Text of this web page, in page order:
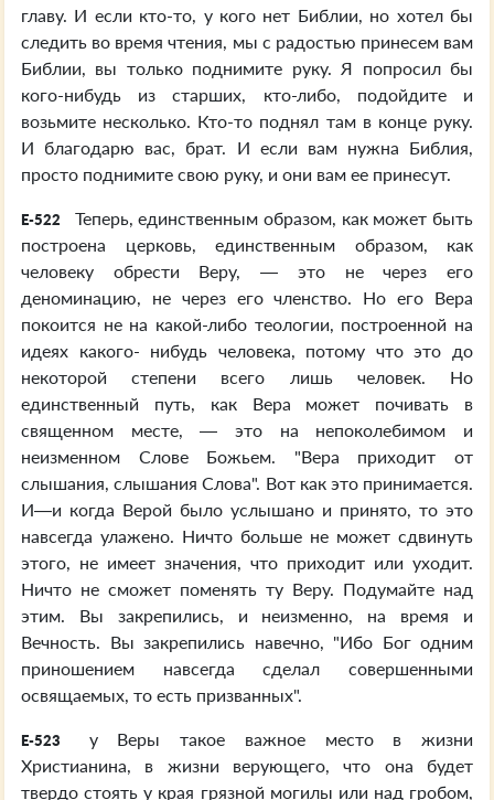
главу. И если кто-то, у кого нет Библии, но хотел бы
следить во время чтения, мы с радостью принесем вам
Библии, вы только поднимите руку. Я попросил бы
кого-нибудь из старших, кто-либо, подойдите и
возьмите несколько. Кто-то поднял там в конце руку.
И благодарю вас, брат. И если вам нужна Библия,
просто поднимите свою руку, и они вам ее принесут.
E-522
Теперь, единственным образом, как может быть
построена церковь, единственным образом, как
человеку обрести Веру, — это не через его
деноминацию, не через его членство. Но его Вера
покоится не на какой-либо теологии, построенной на
идеях какого- нибудь человека, потому что это до
некоторой степени всего лишь человек. Но
единственный путь, как Вера может почивать в
священном месте, — это на непоколебимом и
неизменном Слове Божьем. "Вера приходит от
слышания, слышания Слова". Вот как это принимается.
И—и когда Верой было услышано и принято, то это
навсегда улажено. Ничто больше не может сдвинуть
этого, не имеет значения, что приходит или уходит.
Ничто не сможет поменять ту Веру. Подумайте над
этим. Вы закрепились, и неизменно, на время и
Вечность. Вы закрепились навечно, "Ибо Бог одним
приношением навсегда сделал совершенными
освящаемых, то есть призванных".
E-523
у Веры такое важное место в жизни
Христианина, в жизни верующего, что она будет
твердо стоять у края грязной могилы или над гробом,